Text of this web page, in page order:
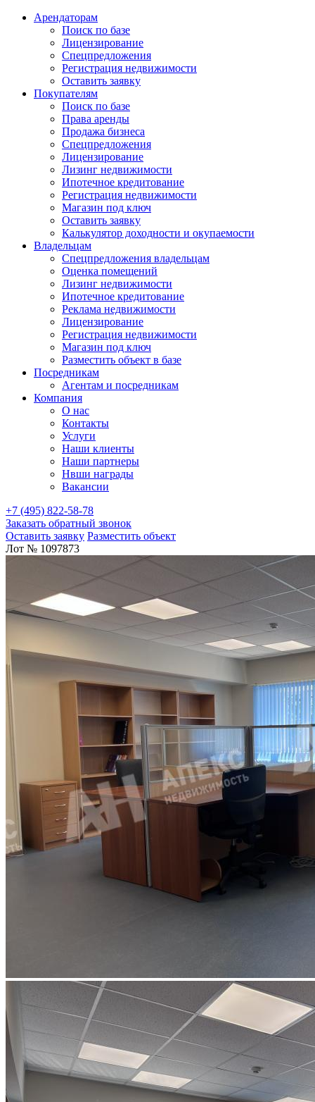
Арендаторам
Поиск по базе
Лицензирование
Спецпредложения
Регистрация недвижимости
Оставить заявку
Покупателям
Поиск по базе
Права аренды
Продажа бизнеса
Спецпредложения
Лицензирование
Лизинг недвижимости
Ипотечное кредитование
Регистрация недвижимости
Магазин под ключ
Оставить заявку
Калькулятор доходности и окупаемости
Владельцам
Спецпредложения владельцам
Оценка помещений
Лизинг недвижимости
Ипотечное кредитование
Реклама недвижимости
Лицензирование
Регистрация недвижимости
Магазин под ключ
Разместить объект в базе
Посредникам
Агентам и посредникам
Компания
О нас
Контакты
Услуги
Наши клиенты
Наши партнеры
Нвши награды
Вакансии
+7 (495) 822-58-78
Заказать обратный звонок
Оставить заявку Разместить объект
Лот № 1097873